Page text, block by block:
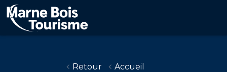
Aller
au
contenu
principal
Retour Accueil